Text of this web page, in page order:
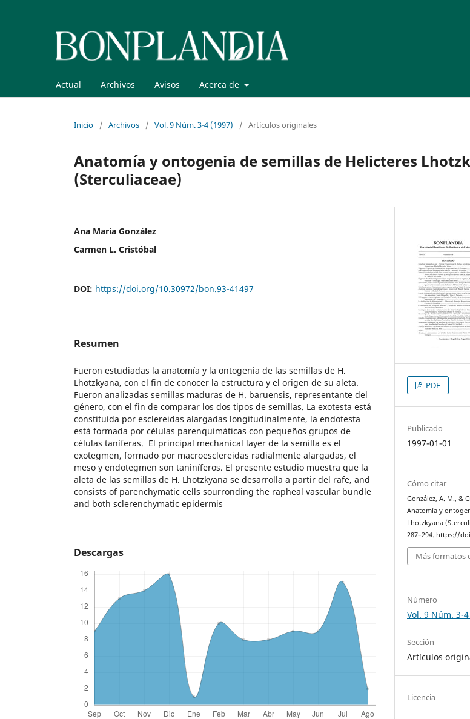
Actual Archivos Avisos Acerca de
Inicio / Archivos / Vol. 9 Núm. 3-4 (1997) / Artículos originales
Anatomía y ontogenia de semillas de Helicteres
(Sterculiaceae)
Ana María González
Carmen L. Cristóbal
DOI: https://doi.org/10.30972/bon.93-41497
Resumen
Fueron estudiadas la anatomía y la ontogenia de las semillas de H.
Lhotzkyana, con el fin de conocer la estructura y el origen de su aleta.
Fueron analizadas semillas maduras de H. baruensis, representante del
género, con el fin de comparar los dos tipos de semillas. La exotesta está
constituída por esclereidas alargadas longitudinalmente, la endotesta
está formada por células parenquimáticas con pequeños grupos de
células taníferas. El principal mechanical layer de la semilla es el
exotegmen, formado por macroesclereidas radialmente alargadas, el
meso y endotegmen son taniníferos. El presente estudio muestra que la
aleta de las semillas de H. Lhotzkyana se desarrolla a partir del rafe, and
consists of parenchymatic cells sourronding the rapheal vascular bundle
and both sclerenchymatic epidermis
Descargas
PDF
Publicado
1997-01-01
Cómo citar
González, A. M., &
Anatomía y
Lhotzkyana
287–294. https://
Más formatos
Número
Vol. 9 Núm. 3-
Sección
Artículos
Licencia